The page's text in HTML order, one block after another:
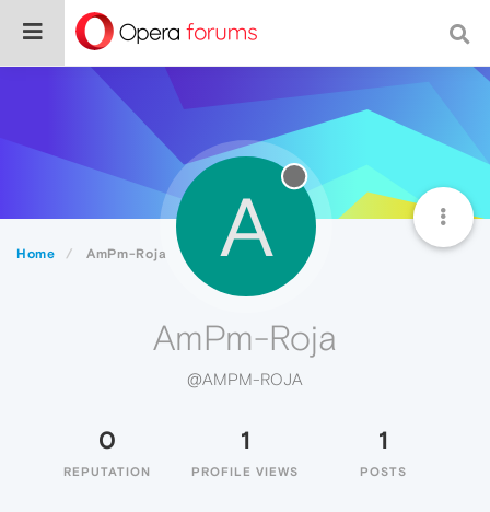
Home AmPm-Roja A
AmPm-Roja
@AMPM-ROJA
0
REPUTATION
1
PROFILE VIEWS
1
POSTS